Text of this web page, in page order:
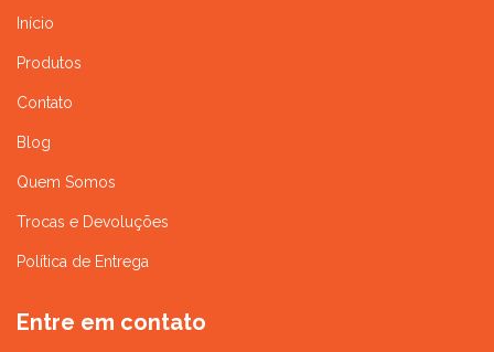
Início
Produtos
Contato
Blog
Quem Somos
Trocas e Devoluções
Política de Entrega
Entre em contato